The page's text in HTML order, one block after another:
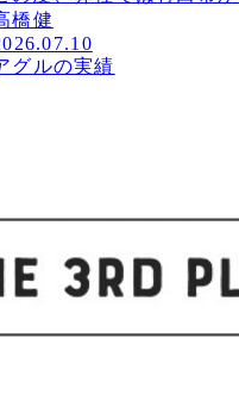
橋健
グルの実績